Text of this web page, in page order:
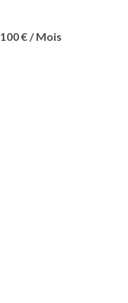
100 € / Mois